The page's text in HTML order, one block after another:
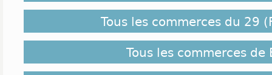
Tous les commerces du 29
Tous les commerces de